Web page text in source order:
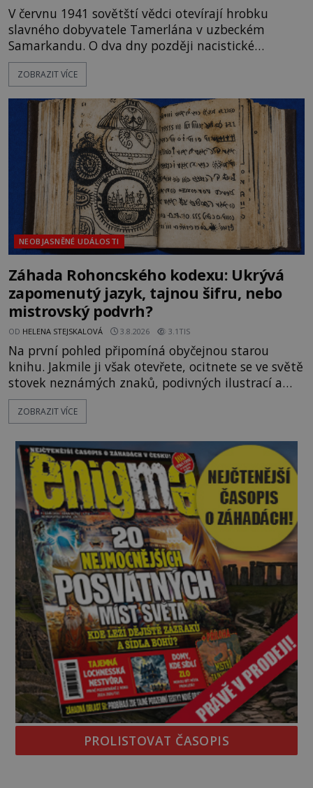
V červnu 1941 sovětští vědci otevírají hrobku
slavného dobyvatele Tamerlána v uzbeckém
Samarkandu. O dva dny později nacistické
Německo zahajuje operaci Barbarossa a napadá
Sovětský svaz. Shoda dat je natolik zarážející, že se
na legendě něco pravdy, nebo jde jen o fascinující
souhru okolností? Když antropolog Michail
Gerasimov (1907-1970) a
ZOBRAZIT VÍCE
NEOBJASNĚNÉ UDÁLOSTI
Záhada Rohoncského kodexu: Ukrývá
zapomenutý jazyk, tajnou šifru, nebo
mistrovský podvrh?
OD HELENA STEJSKALOVÁ 3.8.2026 3.1TIS
Na první pohled připomíná obyčejnou starou
knihu. Jakmile ji však otevřete, ocitnete se ve světě
stovek neznámých znaků, podivných ilustrací a
textu, který už téměř dvě století vzdoruje všem
pokusům o rozluštění. Rohoncský kodex patří mezi
jistotou neví, kdo jej napsal, kdy vznikl ani co
vlastně vypráví. Rohoncský kodex se poprvé
objevuje v roce
ZOBRAZIT VÍCE
PROLISTOVAT ČASOPIS